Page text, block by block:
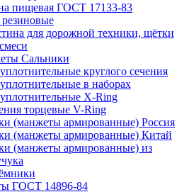
пищевая ГОСТ 17133-83
для дорожной техники, щётки
Сальники
круглого сечения
в наборах
Х-Ring
торцевые V-Ring
(манжеты армированные) Россия
(манжеты армированные) Китай
(манжеты армированные) из
ГОСТ 14896-84